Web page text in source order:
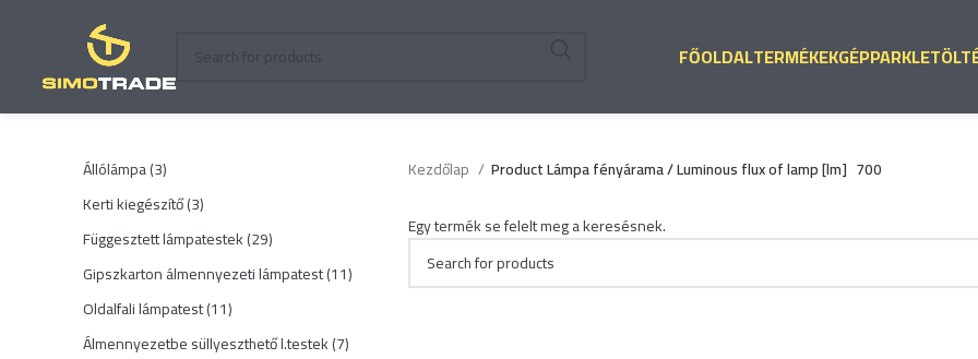
FŐOLDALTERMÉKEKGÉPPARK
Állólámpa 33
termék
Kerti kiegészítő 33
termék
Függesztett lámpatestek 2929
Gipszkarton álmennyezeti lámpatest 1111
Oldalfali lámpatest 1111
termék
Álmennyezetbe süllyeszthető l.testek 77
Kezdőlap Product Lámpa fényárama / Luminous flux of lamp [lm] 700
Egy termék se felelt meg a keresésnek.